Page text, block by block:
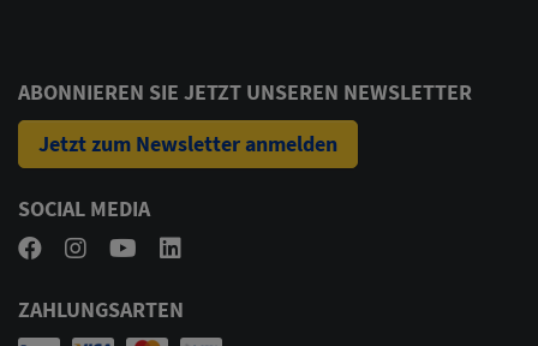
ABONNIEREN SIE JETZT UNSEREN NEWSLETTER
Jetzt zum Newsletter anmelden
SOCIAL MEDIA
ZAHLUNGSARTEN